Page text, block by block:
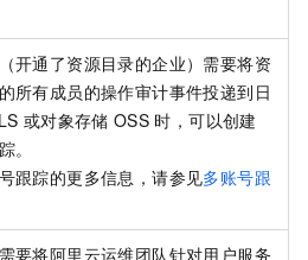
开通了资源目录的企业）需要将资
所有成员的操作审计事件投递到日
或对象存储 OSS 时，可以创建
。
跟踪的更多信息，请参见多账号跟
要将阿里云运维团队针对用户服务